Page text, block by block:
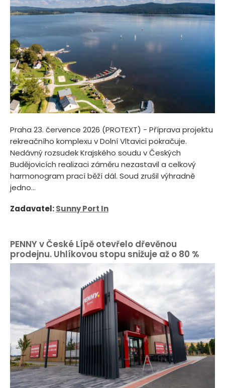
Praha 23. července 2026 (PROTEXT) - Příprava projektu
rekreačního komplexu v Dolní Vltavici pokračuje.
Nedávný rozsudek Krajského soudu v Českých
Budějovicích realizaci záměru nezastavil a celkový
harmonogram prací běží dál. Soud zrušil výhradně
jedno...
Zadavatel:Sunny Port In
PENNY v České Lípě otevřelo dřevěnou
prodejnu. Uhlíkovou stopu snižuje až o 80 %